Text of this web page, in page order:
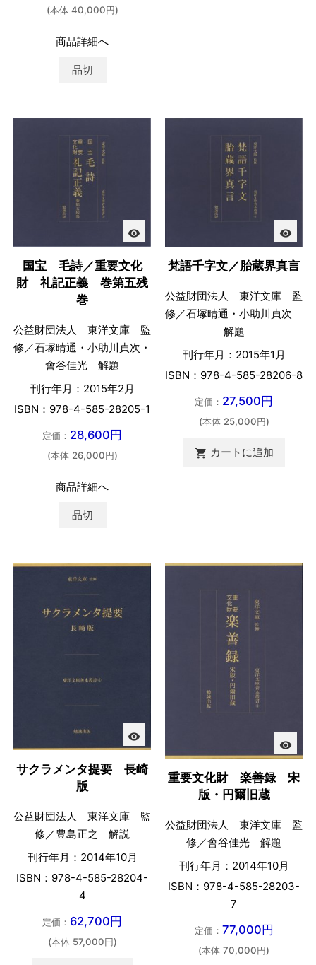
(本体 40,000円)
商品詳細へ
品切
visibility
国宝 毛詩／重要文化
財 礼記正義 巻第五残
巻
公益財団法人 東洋文庫 監
修／石塚晴通・小助川貞次・
會谷佳光 解題
刊行年月：2015年2月
ISBN：978-4-585-28205-1
定価： 28,600円
(本体 26,000円)
商品詳細へ
品切
visibility
梵語千字文／胎蔵界真言
公益財団法人 東洋文庫 監
修／石塚晴通・小助川貞次
解題
刊行年月：2015年1月
ISBN：978-4-585-28206-8
定価： 27,500円
(本体 25,000円)
 カートに追加
visibility
サクラメンタ提要 長崎
版
公益財団法人 東洋文庫 監
修／豊島正之 解説
刊行年月：2014年10月
ISBN：978-4-585-28204-
4
定価： 62,700円
(本体 57,000円)
visibility
重要文化財 楽善録 宋
版・円爾旧蔵
公益財団法人 東洋文庫 監
修／會谷佳光 解題
刊行年月：2014年10月
ISBN：978-4-585-28203-
7
定価： 77,000円
(本体 70,000円)